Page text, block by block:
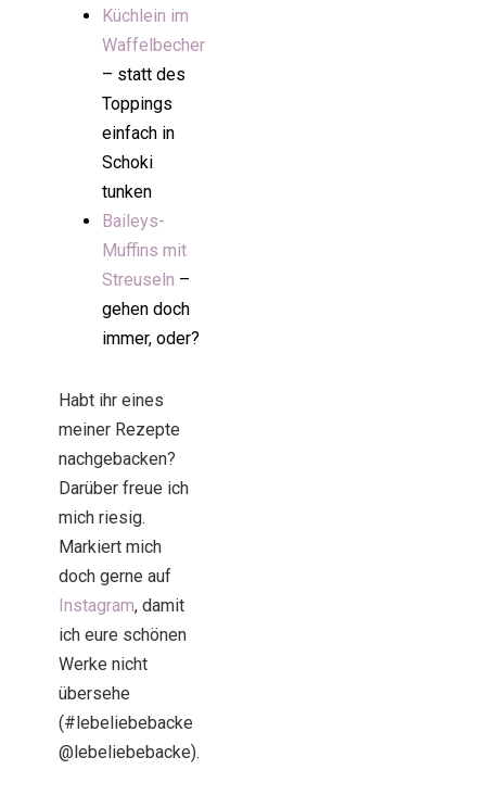
Küchlein im
Waffelbecher
– statt des
Toppings
einfach in
Schoki
tunken
Baileys-
Muffins mit
Streuseln –
gehen doch
immer, oder?
Habt ihr eines
meiner Rezepte
nachgebacken?
Darüber freue ich
mich riesig.
Markiert mich
doch gerne auf
Instagram, damit
ich eure schönen
Werke nicht
übersehe
(#lebeliebebacke
@lebeliebebacke).